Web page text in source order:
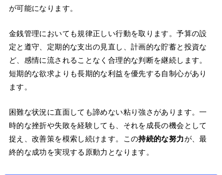
が可能になります。
金銭管理においても規律正しい行動を取ります。予算の設
定と遵守、定期的な支出の見直し、計画的な貯蓄と投資な
ど、感情に流されることなく合理的な判断を継続します。
短期的な欲求よりも長期的な利益を優先する自制心があり
ます。
困難な状況に直面しても諦めない粘り強さがあります。一
時的な挫折や失敗を経験しても、それを成長の機会として
捉え、改善策を模索し続けます。この持続的な努力が、最
終的な成功を実現する原動力となります。